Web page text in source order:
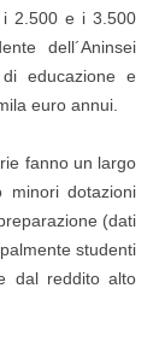
2.500 e i 3.500
dell´Aninsei
educazione e
euro annui.
fanno un largo
minori dotazioni
(dati
studenti
dal reddito alto